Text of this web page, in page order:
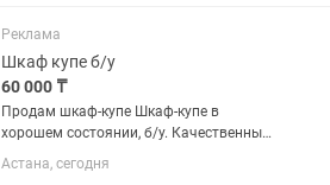
Продажа в связи с ремонтом. Точные
размеры указаны на...
Реклама
Шкаф купе б/у
60 000 ₸
Продам шкаф-купе Шкаф-купе в
хорошем состоянии, б/у. Качественный,
вместительный и надежный, отлично
подойдет для спальни, прихожей.
Астана, сегодня